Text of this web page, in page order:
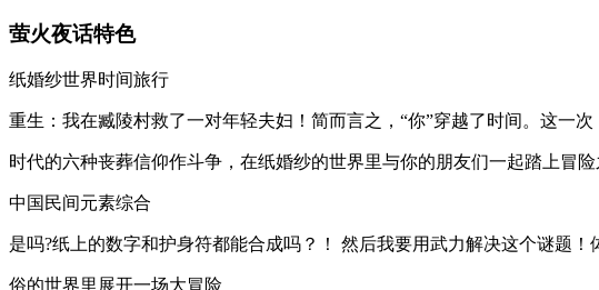
萤火夜话特色
纸婚纱世界时间旅行
重生：我在臧陵村救了一对年轻夫妇！简而言之，“你”穿越了时间。这一
时代的六种丧葬信仰作斗争，在纸婚纱的世界里与你的朋友们一起踏上冒险
中国民间元素综合
是吗?纸上的数字和护身符都能合成吗？！ 然后我要用武力解决这个谜题
俗的世界里展开一场大冒险